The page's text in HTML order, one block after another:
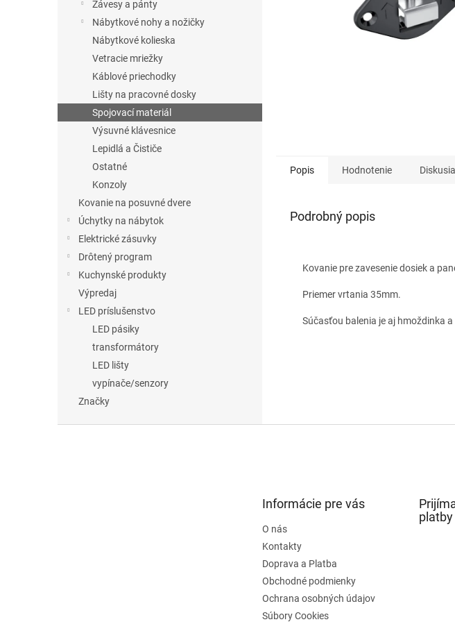
Závesy a pánty
Nábytkové nohy a nožičky
Nábytkové kolieska
Vetracie mriežky
Káblové priechodky
Lišty na pracovné dosky
Spojovací materiál
Výsuvné klávesnice
Lepidlá a Čističe
Ostatné
Konzoly
Kovanie na posuvné dvere
Úchytky na nábytok
Elektrické zásuvky
Drôtený program
Kuchynské produkty
Výpredaj
LED príslušenstvo
LED pásiky
transformátory
LED lišty
vypínače/senzory
Značky
Popis Hodnotenie Diskusia
Podrobný popis
Kovanie pre zavesenie dosiek a
Priemer vrtania 35mm.
Súčasťou balenia je aj hmoždinka a
Informácie pre vás
O nás
Kontakty
Doprava a Platba
Obchodné podmienky
Ochrana osobných údajov
Súbory Cookies
platby